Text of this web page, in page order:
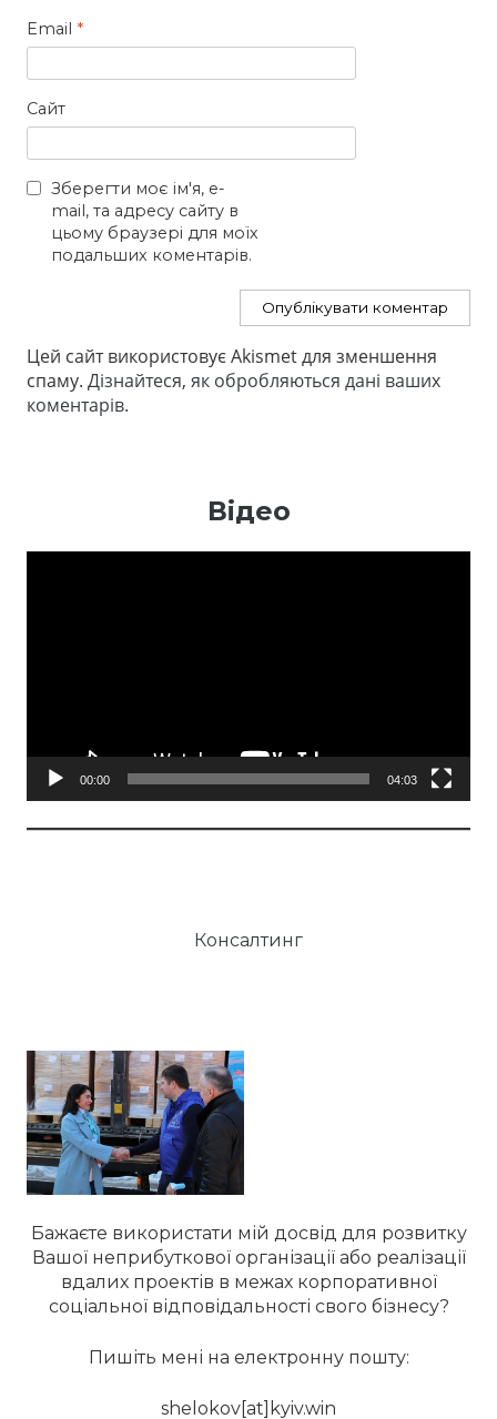
Email *
Сайт
Зберегти моє ім'я, e-
mail, та адресу сайту в
цьому браузері для моїх
подальших коментарів.
Цей сайт використовує Akismet для зменшення
спаму. Дізнайтеся, як обробляються дані ваших
коментарів.
Відео
00:00 04:03
Консалтинг
Бажаєте використати мій досвід для розвитку
Вашої неприбуткової організації або реалізації
вдалих проектів в межах корпоративної
соціальної відповідальності свого бізнесу?
Пишіть мені на електронну пошту:
shelokov[at]kyiv.win